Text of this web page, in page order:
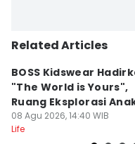
Editor
Related Articles
BOSS Kidswear
"The World is Yours",
Ruang Eksplorasi
08 Agu 2026, 14:40 WIB
Life